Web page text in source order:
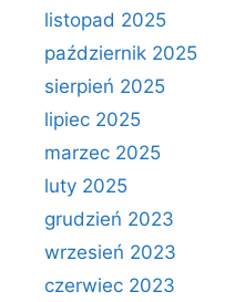
listopad 2025
październik 2025
sierpień 2025
lipiec 2025
marzec 2025
luty 2025
grudzień 2023
wrzesień 2023
czerwiec 2023